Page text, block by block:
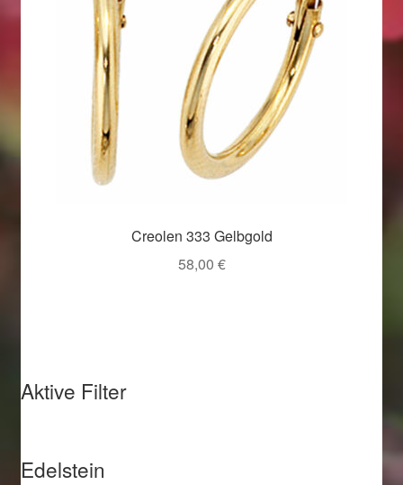
Creolen 333 Gelbgold
58,00 €
Aktive Filter
Edelstein